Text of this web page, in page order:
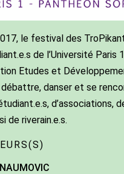
le festival des
de l’Université Paris
Etudes et
danser et se
d’associations,
de riverain.e.s.
NAUMOVIC